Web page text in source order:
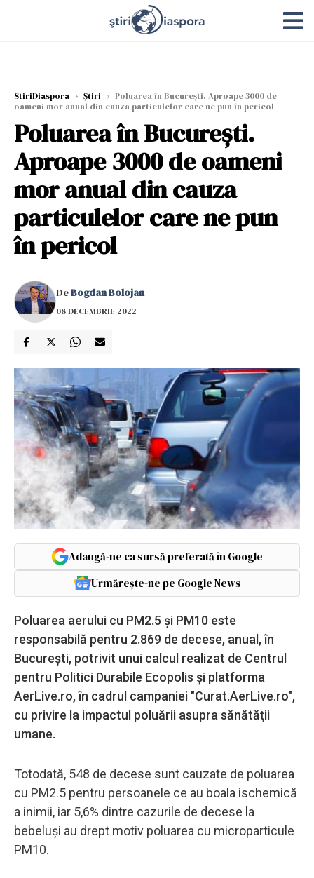
StiriDiaspora › Știri › Poluarea în București. Aproape 3000 de
oameni mor anual din cauza particulelor care ne pun în pericol
Poluarea în București.
Aproape 3000 de oameni
mor anual din cauza
particulelor care ne pun
în pericol
DeBogdan Bolojan
08 DECEMBRIE 2022
Adaugă-ne ca sursă preferată în Google
Urmărește-ne pe Google News
Poluarea aerului cu PM2.5 şi PM10 este
responsabilă pentru 2.869 de decese, anual, în
Bucureşti, potrivit unui calcul realizat de Centrul
pentru Politici Durabile Ecopolis şi platforma
AerLive.ro, în cadrul campaniei "Curat.AerLive.ro",
cu privire la impactul poluării asupra sănătăţii
umane.
Totodată, 548 de decese sunt cauzate de poluarea
cu PM2.5 pentru persoanele ce au boala ischemică
a inimii, iar 5,6% dintre cazurile de decese la
bebeluşi au drept motiv poluarea cu microparticule
PM10.